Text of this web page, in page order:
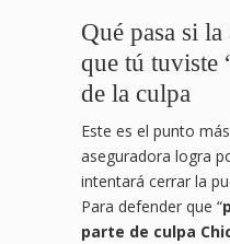
Qué pasa si
que tú tuviste
de la culpa
Este es el punto
aseguradora logra
intentará cerrar la
Para defender que “
parte de culpa